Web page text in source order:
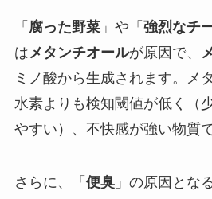
「 腐った野菜」や「 強烈なチ
は メタンチオールが原因で、
ミノ酸から生成されます。メ
水素よりも検知閾値が低く（
やすい）、不快感が強い物質で
さらに、「 便臭」の原因とな